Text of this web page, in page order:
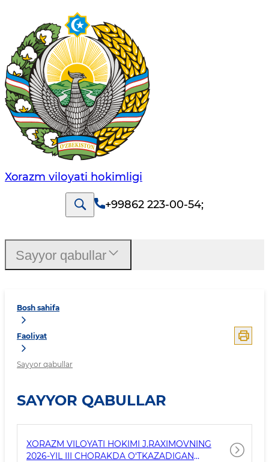
Xorazm vilоyati hоkimligi
+99862 223-00-54;
Bosh sahifa
Faoliyat
Sayyor qabullar
SAYYOR QABULLAR
XORAZM VILOYATI HOKIMI J.RAXIMOVNING
2026-YIL III CHORAKDA O‘TKAZADIGAN
Sayyor qabullar